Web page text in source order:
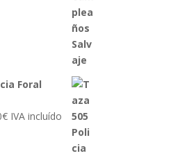
Foral
€Rango
IVA incluído